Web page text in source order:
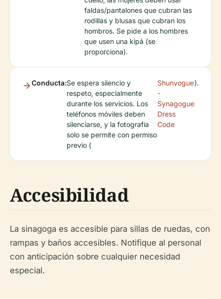
faldas/pantalones que cubran las
rodillas y blusas que cubran los
hombros. Se pide a los hombres
que usen una kipá (se
proporciona).
Conducta:Se espera silencio y
respeto, especialmente
durante los servicios. Los
teléfonos móviles deben
silenciarse, y la fotografía
solo se permite con permiso
previo (
Shunvogue
-
Synagogue
Dress
Code
).
Accesibilidad
La sinagoga es accesible para sillas de ruedas, con
rampas y baños accesibles. Notifique al personal
con anticipación sobre cualquier necesidad
especial.